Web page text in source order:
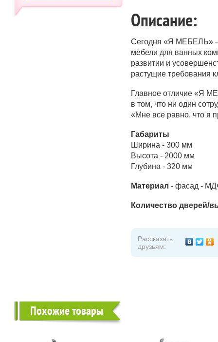
Описание:
Сегодня «Я МЕБЕЛЬ» –
мебели для ванных
развитии и
растущие требования
Главное отличие «Я
в том, что ни один
«Мне все равно, что я
Габариты
Ширина - 300 мм
Высота - 2000 мм
Глубина - 320 мм
Материал - фасад -
Количество дверей/
Рассказать
друзьям:
Похожие товары